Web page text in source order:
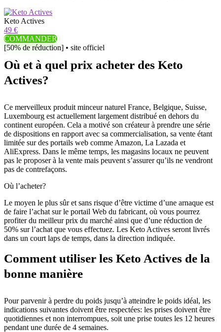
Keto Actives
49 €
COMMANDER
[50% de réduction] • site officiel
Où et à quel prix acheter des Keto
Actives?
Ce merveilleux produit minceur naturel France, Belgique, Suisse,
Luxembourg est actuellement largement distribué en dehors du
continent européen. Cela a motivé son créateur à prendre une série
de dispositions en rapport avec sa commercialisation, sa vente étant
limitée sur des portails web comme Amazon, La Lazada et
AliExpress. Dans le même temps, les magasins locaux ne peuvent
pas le proposer à la vente mais peuvent s’assurer qu’ils ne vendront
pas de contrefaçons.
Où l’acheter?
Le moyen le plus sûr et sans risque d’être victime d’une arnaque est
de faire l’achat sur le portail Web du fabricant, où vous pourrez
profiter du meilleur prix du marché ainsi que d’une réduction de
50% sur l’achat que vous effectuez. Les Keto Actives seront livrés
dans un court laps de temps, dans la direction indiquée.
Comment utiliser les Keto Actives de la
bonne manière
Pour parvenir à perdre du poids jusqu’à atteindre le poids idéal, les
indications suivantes doivent être respectées: les prises doivent être
quotidiennes et non interrompues, soit une prise toutes les 12 heures
pendant une durée de 4 semaines.